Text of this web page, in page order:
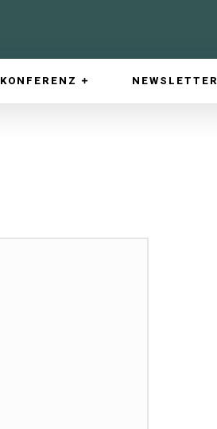
KONFERENZ NEWSLETTER